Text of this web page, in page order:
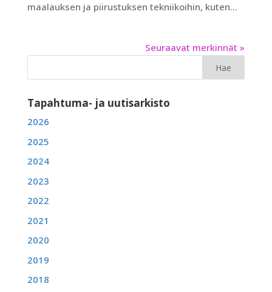
maalauksen ja piirustuksen tekniikoihin, kuten...
Seuraavat merkinnät »
Tapahtuma- ja uutisarkisto
2026
2025
2024
2023
2022
2021
2020
2019
2018